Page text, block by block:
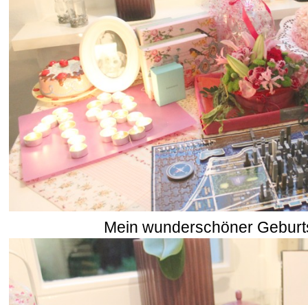
Mein wunderschöner